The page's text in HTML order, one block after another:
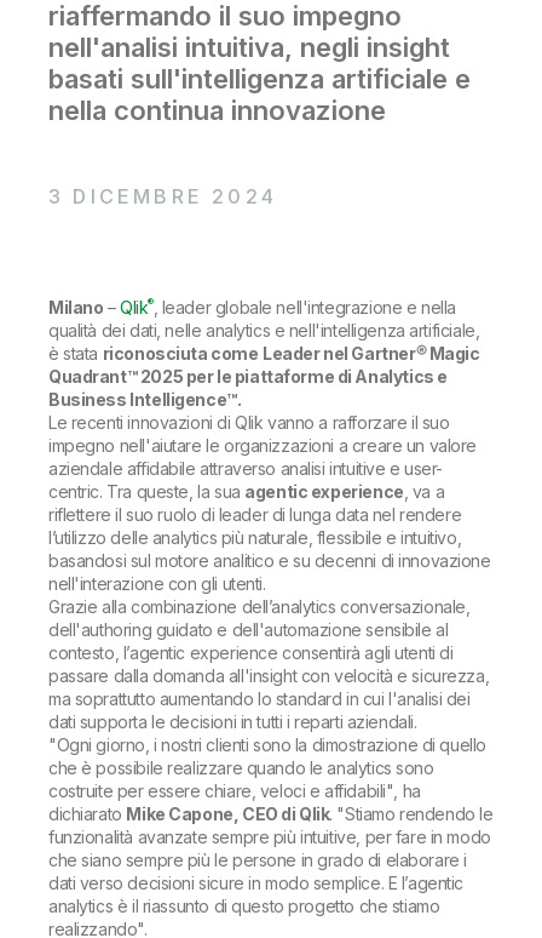
Onboarding
Documentazione di prodotto
Ultime notizie
Sedi nel mondo
Qlik
Talend
riaffermando il suo impegno
nell'analisi intuitiva, negli insight
basati sull'intelligenza artificiale e
nella continua innovazione
3 DICEMBRE 2024
Milano –Qlik®, leader globale nell'integrazione e nella
qualità dei dati ,nelle analytics e nell'intelligenza artificiale,
è stata riconosciuta come Leader nel Gartner® Magic
Quadrant™ 2025 per le piattaforme di Analytics e
Business Intelligence™.
Le recenti innovazioni di Qlik vanno a rafforzare il suo
impegno nell'aiutare le organizzazioni a creare un valore
aziendale affidabile attraverso analisi intuitive e user-
centric. Tra queste, la sua agentic experience , va a
riflettere il suo ruolo di leader di lunga data nel rendere
l’utilizzo delle analytics più naturale, flessibile e intuitivo,
basandosi sul motore analitico e su decenni di innovazione
nell'interazione con gli utenti.
Grazie alla combinazione dell’analytics conversazionale,
dell'authoring guidato e dell'automazione sensibile al
contesto, l’agentic experience consentirà agli utenti di
passare dalla domanda all'insight con velocità e sicurezza,
ma soprattutto aumentando lo standard in cui l'analisi dei
dati supporta le decisioni in tutti i reparti aziendali.
"Ogni giorno, i nostri clienti sono la dimostrazione di quello
che è possibile realizzare quando le analytics sono
costruite per essere chiare, veloci e affidabili" , ha
dichiarato Mike Capone, CEO di Qlik. "Stiamo rendendo le
funzionalità avanzate sempre più intuitive, per fare in modo
che siano sempre più le persone in grado di elaborare i
dati verso decisioni sicure in modo semplice. E l’agentic
analytics è il riassunto di questo progetto che stiamo
realizzando".